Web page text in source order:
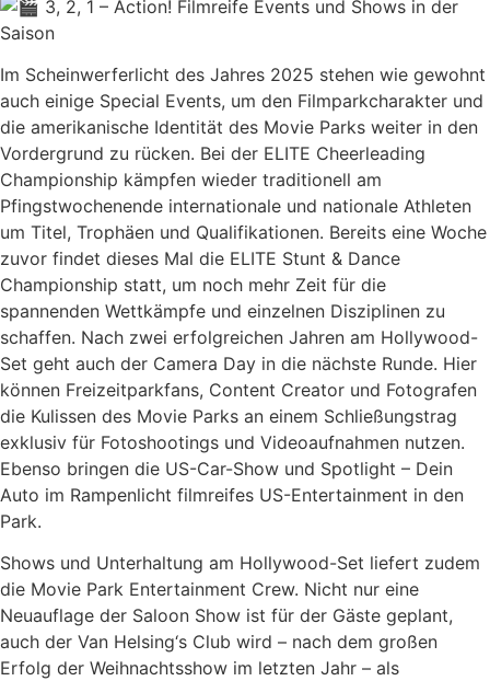
3, 2, 1 – Action! Filmreife Events und Shows in der
Saison
Im Scheinwerferlicht des Jahres 2025 stehen wie gewohnt
auch einige Special Events, um den Filmparkcharakter und
die amerikanische Identität des Movie Parks weiter in den
Vordergrund zu rücken. Bei der ELITE Cheerleading
Championship kämpfen wieder traditionell am
Pfingstwochenende internationale und nationale Athleten
um Titel, Trophäen und Qualifikationen. Bereits eine Woche
zuvor findet dieses Mal die ELITE Stunt & Dance
Championship statt, um noch mehr Zeit für die
spannenden Wettkämpfe und einzelnen Disziplinen zu
schaffen. Nach zwei erfolgreichen Jahren am Hollywood-
Set geht auch der Camera Day in die nächste Runde. Hier
können Freizeitparkfans, Content Creator und Fotografen
die Kulissen des Movie Parks an einem Schließungstrag
exklusiv für Fotoshootings und Videoaufnahmen nutzen.
Ebenso bringen die US-Car-Show und Spotlight – Dein
Auto im Rampenlicht filmreifes US-Entertainment in den
Park.
Shows und Unterhaltung am Hollywood-Set liefert zudem
die Movie Park Entertainment Crew. Nicht nur eine
Neuauflage der Saloon Show ist für der Gäste geplant,
auch der Van Helsing‘s Club wird – nach dem großen
Erfolg der Weihnachtsshow im letzten Jahr – als